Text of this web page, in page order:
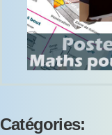
Catégories: